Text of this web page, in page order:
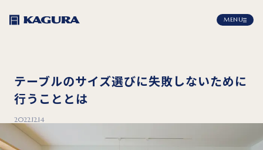
MENU
テーブルのサイズ選びに失敗しないために
行うこととは
2022.12.14